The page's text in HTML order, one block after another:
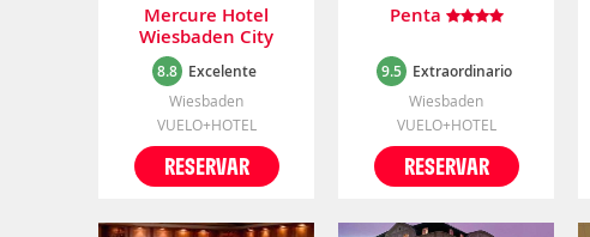
Mercure Hotel
Wiesbaden City
8.8 Excelente
Wiesbaden
VUELO+HOTEL
RESERVAR
Penta
9.5 Extraordinario
Wiesbaden
VUELO+HOTEL
RESERVAR